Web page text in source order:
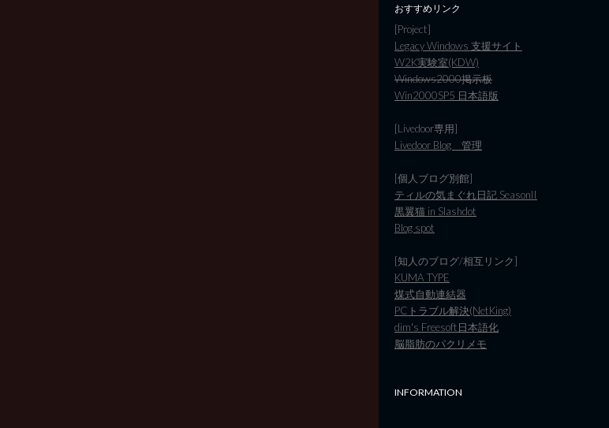
おすすめリンク
[Project]
Legacy Windows 支援サイト
W2K実験室(KDW)
Windows2000掲示板
Win2000SP5 日本語版
[Livedoor専用]
Livedoor Blog 管理
[個人ブログ別館]
ティルの気まぐれ日記 SeasonII
黒翼猫 in Slashdot
Blog spot
[知人のブログ/相互リンク]
KUMA TYPE
煤式自動連結器
PCトラブル解決(NetKing)
dim's Freesoft日本語化
脳脂肪のパクリメモ
INFORMATION